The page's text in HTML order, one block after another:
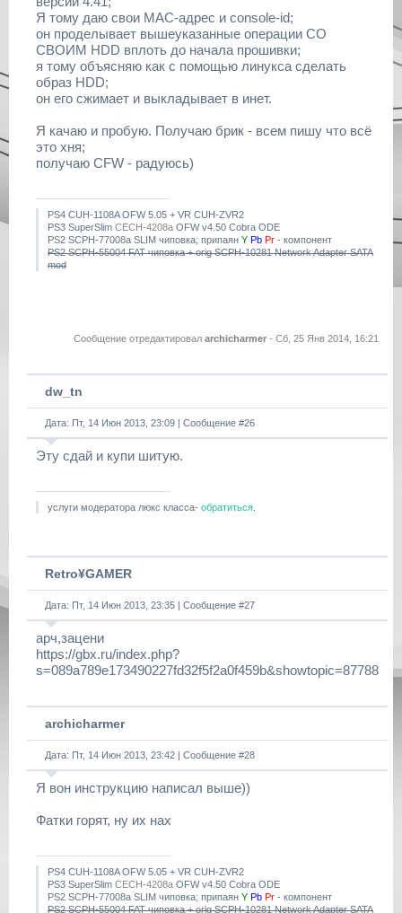
Я тому даю свои MAC-адрес и console-id;
он проделывает вышеуказанные операции СО
СВОИМ HDD вплоть до начала прошивки;
я тому объясняю как с помощью линукса сделать
образ HDD;
он его сжимает и выкладывает в инет.
Я качаю и пробую. Получаю брик - всем пишу что всё
это хня;
получаю CFW - радуюсь)
PS4 CUH-1108A OFW 5.05 + VR CUH-ZVR2
PS3 SuperSlim CECH-4208a OFW v4.50 Cobra ODE
PS2 SCPH-77008a SLIM чиповка; припаян Y Pb Pr - компонент
PS2 SCPH-55004 FAT чиповка + orig SCPH-10281 Network Adapter SATA
mod
Сообщение отредактировал archicharmer - Сб, 25 Янв 2014, 16:21
dw_tn
Дата: Пт, 14 Июн 2013, 23:09 | Сообщение #26
Эту сдай и купи шитую.
услуги модератора люкс класса- обратиться
Retro¥GAMER
Дата: Пт, 14 Июн 2013, 23:35 | Сообщение #27
арч,зацени
https://gbx.ru/index.php?
s=089a789e173490227fd32f5f2a0f459b&showtopic=87788
archicharmer
Дата: Пт, 14 Июн 2013, 23:42 | Сообщение #28
Я вон инструкцию написал выше))
Фатки горят, ну их нах
PS4 CUH-1108A OFW 5.05 + VR CUH-ZVR2
PS3 SuperSlim CECH-4208a OFW v4.50 Cobra ODE
PS2 SCPH-77008a SLIM чиповка; припаян Y Pb Pr - компонент
PS2 SCPH-55004 FAT чиповка + orig SCPH-10281 Network Adapter SATA